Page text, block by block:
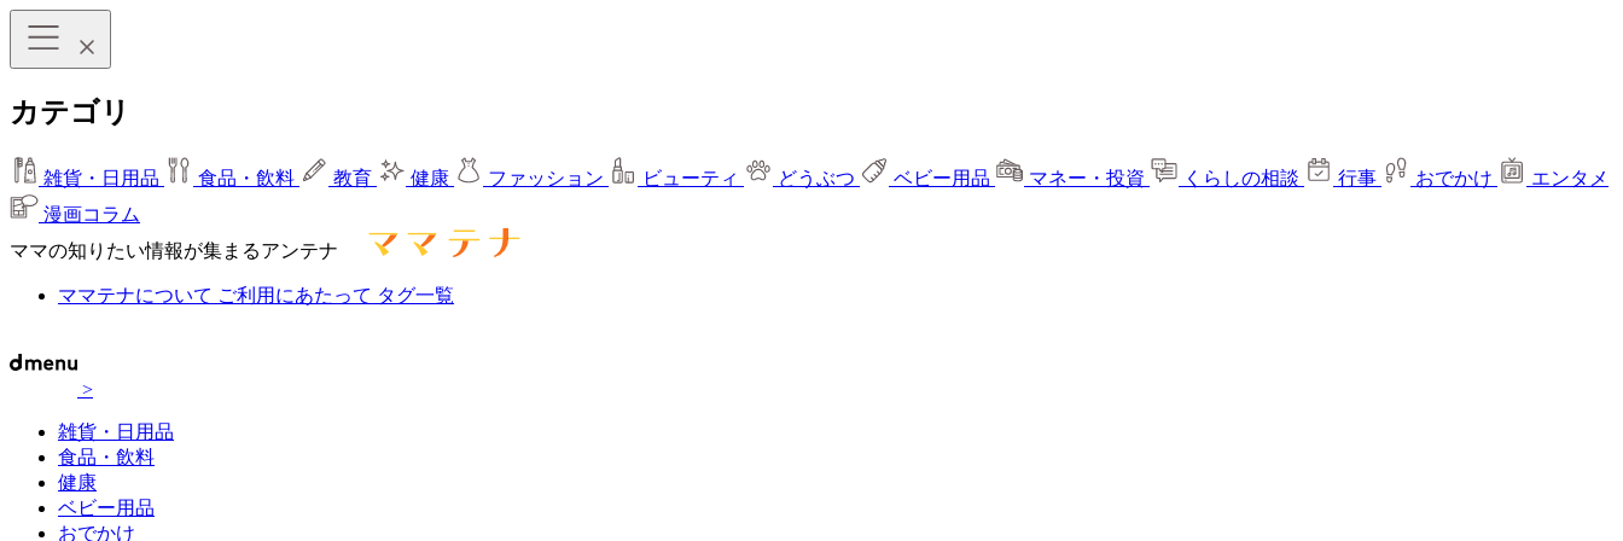
カテゴリ
雑貨・日用品 食品・飲料 教育 健康 ファッション ビューティ どうぶつ ベビー用品 マネー・投資 くらしの相談 行事 おでかけ
エンタメ
漫画コラム
ママの知りたい情報が集まるアンテナ
ママテナについて ご利用にあたって タグ一覧
>
雑貨・日用品
食品・飲料
健康
ベビー用品
おでかけ